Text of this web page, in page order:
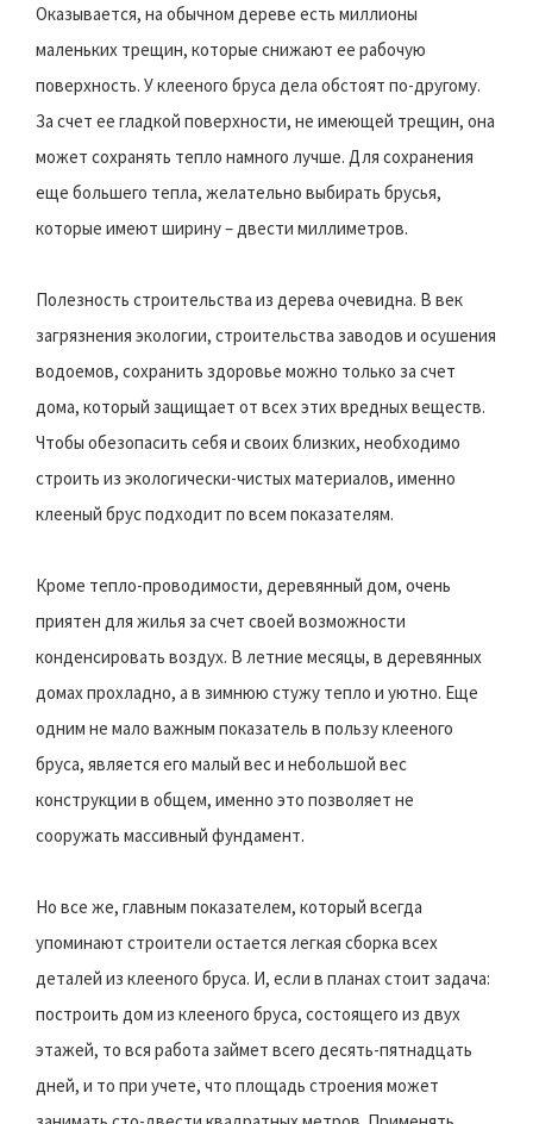
Оказывается, на обычном дереве есть миллионы
маленьких трещин, которые снижают ее рабочую
поверхность. У клееного бруса дела обстоят по-другому.
За счет ее гладкой поверхности, не имеющей трещин, она
может сохранять тепло намного лучше. Для сохранения
еще большего тепла, желательно выбирать брусья,
которые имеют ширину – двести миллиметров.
Полезность строительства из дерева очевидна. В век
загрязнения экологии, строительства заводов и осушения
водоемов, сохранить здоровье можно только за счет
дома, который защищает от всех этих вредных веществ.
Чтобы обезопасить себя и своих близких, необходимо
строить из экологически-чистых материалов, именно
клееный брус подходит по всем показателям.
Кроме тепло-проводимости, деревянный дом, очень
приятен для жилья за счет своей возможности
конденсировать воздух. В летние месяцы, в деревянных
домах прохладно, а в зимнюю стужу тепло и уютно. Еще
одним не мало важным показатель в пользу клееного
бруса, является его малый вес и небольшой вес
конструкции в общем, именно это позволяет не
сооружать массивный фундамент.
Но все же, главным показателем, который всегда
упоминают строители остается легкая сборка всех
деталей из клееного бруса. И, если в планах стоит задача:
построить дом из клееного бруса, состоящего из двух
этажей, то вся работа займет всего десять-пятнадцать
дней, и то при учете, что площадь строения может